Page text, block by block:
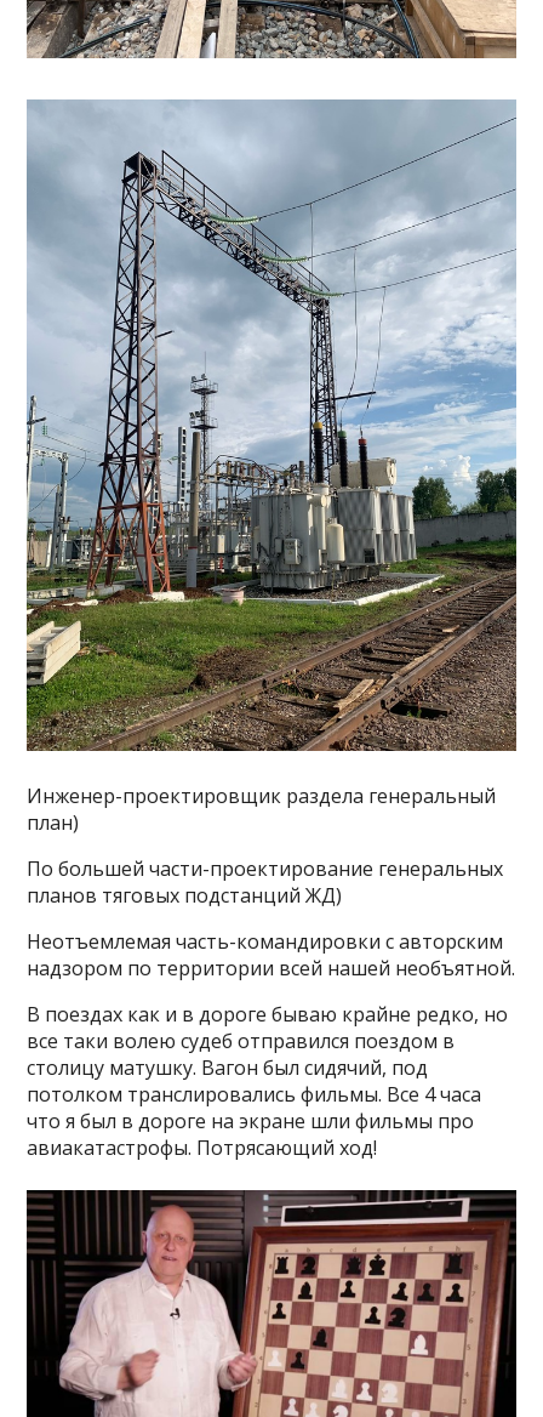
Инженер-проектировщик раздела генеральный
план)
По большей части-проектирование генеральных
планов тяговых подстанций ЖД)
Неотъемлемая часть-командировки с авторским
надзором по территории всей нашей необъятной.
В поездах как и в дороге бываю крайне редко, но
все таки волею судеб отправился поездом в
столицу матушку. Вагон был сидячий, под
потолком транслировались фильмы. Все 4 часа
что я был в дороге на экране шли фильмы про
авиакатастрофы. Потрясающий ход!